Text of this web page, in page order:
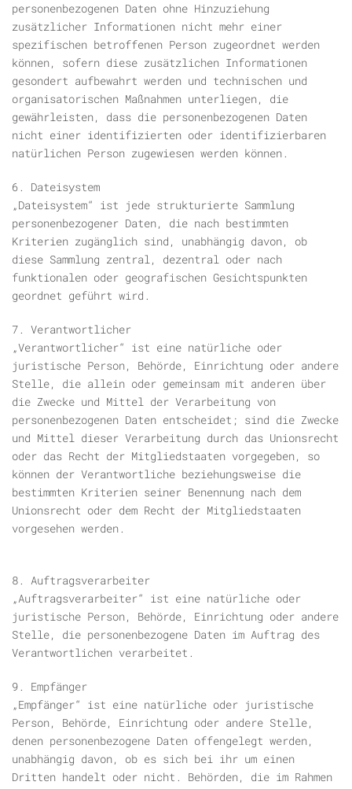
personenbezogenen Daten ohne Hinzuziehung
zusätzlicher Informationen nicht mehr einer
spezifischen betroffenen Person zugeordnet werden
können, sofern diese zusätzlichen Informationen
gesondert aufbewahrt werden und technischen und
organisatorischen Maßnahmen unterliegen, die
gewährleisten, dass die personenbezogenen Daten
nicht einer identifizierten oder identifizierbaren
natürlichen Person zugewiesen werden können.
6. Dateisystem
„Dateisystem“ ist jede strukturierte Sammlung
personenbezogener Daten, die nach bestimmten
Kriterien zugänglich sind, unabhängig davon, ob
diese Sammlung zentral, dezentral oder nach
funktionalen oder geografischen Gesichtspunkten
geordnet geführt wird.
7. Verantwortlicher
„Verantwortlicher“ ist eine natürliche oder
juristische Person, Behörde, Einrichtung oder andere
Stelle, die allein oder gemeinsam mit anderen über
die Zwecke und Mittel der Verarbeitung von
personenbezogenen Daten entscheidet; sind die Zwecke
und Mittel dieser Verarbeitung durch das Unionsrecht
oder das Recht der Mitgliedstaaten vorgegeben, so
können der Verantwortliche beziehungsweise die
bestimmten Kriterien seiner Benennung nach dem
Unionsrecht oder dem Recht der Mitgliedstaaten
vorgesehen werden.
8. Auftragsverarbeiter
„Auftragsverarbeiter“ ist eine natürliche oder
juristische Person, Behörde, Einrichtung oder andere
Stelle, die personenbezogene Daten im Auftrag des
Verantwortlichen verarbeitet.
9. Empfänger
„Empfänger“ ist eine natürliche oder juristische
Person, Behörde, Einrichtung oder andere Stelle,
denen personenbezogene Daten offengelegt werden,
unabhängig davon, ob es sich bei ihr um einen
Dritten handelt oder nicht. Behörden, die im Rahmen